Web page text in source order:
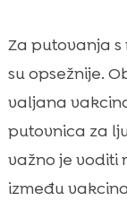
Za putovanja s
su opsežnije.
valjana
putovnica za
važno je voditi
između